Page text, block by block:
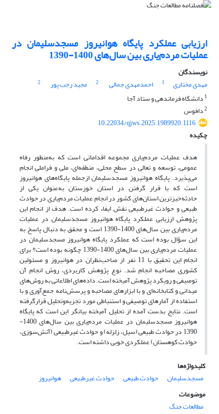
ارزیابی عملکرد پایگاه هوانیروز مسجدسلیمان در
عملیات مردم‌یاری بین سال‌های 1400-1390
نویسندگان
مهدی مختاری
1 احمدمهدی جمالی 2 مجید رجب پور
2
1 دانشگاه فرماندهی و ستاد آجا
2دافوس
10.22034/qjws.2025.1989920.1116
چکیده
هدف عملیات مردم‌یاری مجموعه اقداماتی است که به‌منظور رفاه
عمومی، توسعه و تعالی در سطح محلی، منطقه‌ای، ملی و فراملی انجام
می‌پذیرد. پایگاه هوانیروز مسجدسلیمان ازجمله پایگاه‌های هوانیروز
است که با قرار گرفتن در استان خوزستان به‌عنوان یکی از
حادثه‌خیزترین استان‌‌های کشور در انجام عملیات مردم‌یاری در حوادث
طبیعی و حوادث غیرطبیعی نقش ایفاء کرده است. هدف از انجام این
پژوهش ارزیابی عملکرد پایگاه هوانیروز مسجدسلیمان در عملیات
مردم‌یاری بین سال‌های 1400-1390 است و محقق به دنبال پاسخ به
این سؤال بوده است که عملکرد پایگاه هوانیروز مسجدسلیمان در
عملیات مردم‌یاری بین سال‌های 1400-1390 چگونه بوده است؟ برای
انجام این تحقیق با 11 نفر از صاحب‌نظران در هوانیروز و مسئولین
کشوری مصاحبه انجام شد. نوع پژوهش کاربردی، روش انجام آن
توصیفی و رویکرد پژوهش آمیخته است. داده‌های اطلاعاتی به روش‌های
میدانی و کتابخانه‌ای و با ابزارهای مصاحبه و پرسش‌نامه جمع‌آوری و با
استفاده از آمارهای توصیفی و استنباطی مورد تجزیه‌وتحلیل قرارگرفته
است. نتایج بدست آمده از تحلیل آمیخته بیانگر این است که پایگاه
هوانیروز مسجدسلیمان در عملیات مردم‌یاری بین سال‌های 1400-
1390 در حوادث طبیعی (سیل، زلزله) و حوادث غیرطبیعی (آتش‌سوزی،
حوادث کوهستان) عملکردی خوبی داشته است.
کلیدواژه‌ها
مسجدسلیمان
حوادث طبیعی حوادث غیرطبیعی
هوانیروز
موضوعات
مطالعات جنگ